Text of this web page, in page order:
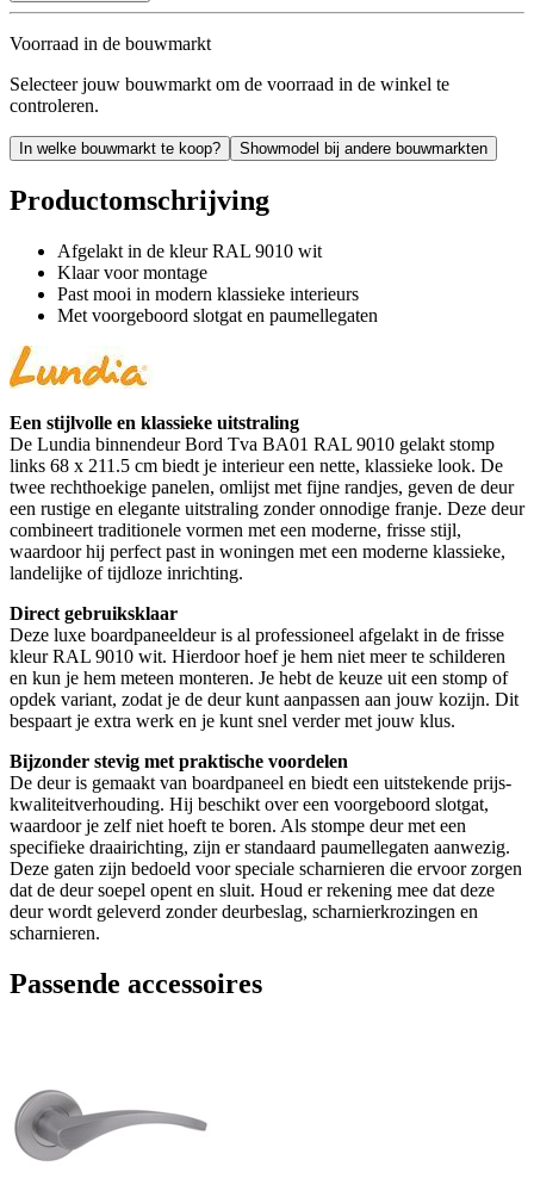
Voorraad in de bouwmarkt
Selecteer jouw bouwmarkt om de voorraad in de winkel te
controleren.
In welke bouwmarkt te koop? Showmodel bij andere bouwmarkten
Productomschrijving
Afgelakt in de kleur RAL 9010 wit
Klaar voor montage
Past mooi in modern klassieke interieurs
Met voorgeboord slotgat en paumellegaten
Een stijlvolle en klassieke uitstraling
De Lundia binnendeur Bord Tva BA01 RAL 9010 gelakt stomp
links 68 x 211.5 cm biedt je interieur een nette, klassieke look. De
twee rechthoekige panelen, omlijst met fijne randjes, geven de deur
een rustige en elegante uitstraling zonder onnodige franje. Deze deur
combineert traditionele vormen met een moderne, frisse stijl,
waardoor hij perfect past in woningen met een moderne klassieke,
landelijke of tijdloze inrichting.
Direct gebruiksklaar
Deze luxe boardpaneeldeur is al professioneel afgelakt in de frisse
kleur RAL 9010 wit. Hierdoor hoef je hem niet meer te schilderen
en kun je hem meteen monteren. Je hebt de keuze uit een stomp of
opdek variant, zodat je de deur kunt aanpassen aan jouw kozijn. Dit
bespaart je extra werk en je kunt snel verder met jouw klus.
Bijzonder stevig met praktische voordelen
De deur is gemaakt van boardpaneel en biedt een uitstekende prijs-
kwaliteitverhouding. Hij beschikt over een voorgeboord slotgat,
waardoor je zelf niet hoeft te boren. Als stompe deur met een
specifieke draairichting, zijn er standaard paumellegaten aanwezig.
Deze gaten zijn bedoeld voor speciale scharnieren die ervoor zorgen
dat de deur soepel opent en sluit. Houd er rekening mee dat deze
deur wordt geleverd zonder deurbeslag, scharnierkrozingen en
scharnieren.
Passende accessoires